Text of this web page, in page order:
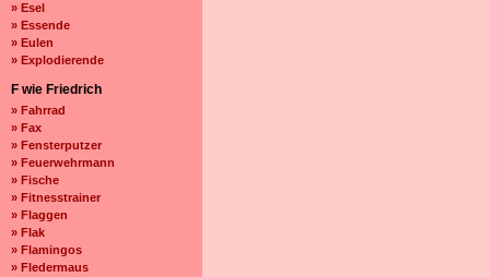
» Esel
» Essende
» Eulen
» Explodierende
F wie Friedrich
» Fahrrad
» Fax
» Fensterputzer
» Feuerwehrmann
» Fische
» Fitnesstrainer
» Flaggen
» Flak
» Flamingos
» Fledermaus